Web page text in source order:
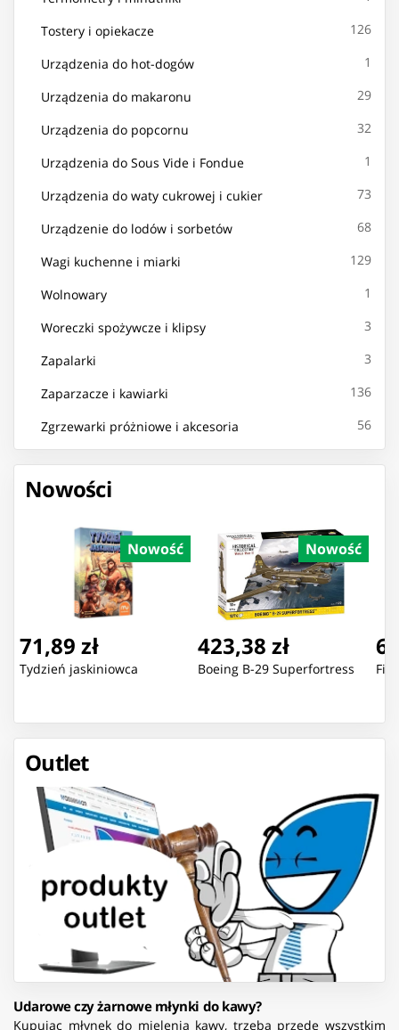
Tostery i opiekacze 126
Urządzenia do hot-dogów 1
Urządzenia do makaronu 29
Urządzenia do popcornu 32
Urządzenia do Sous Vide i Fondue 1
Urządzenia do waty cukrowej i cukier 73
Urządzenie do lodów i sorbetów 68
Wagi kuchenne i miarki 129
Wolnowary 1
Woreczki spożywcze i klipsy 3
Zapalarki 3
Zaparzacze i kawiarki 136
Zgrzewarki próżniowe i akcesoria 56
Nowości
Nowość
71,89 zł
Tydzień jaskiniowca
Nowość
423,38 zł
Boeing B-29 Superfortress
Outlet
Udarowe czy żarnowe młynki do kawy?
Kupując młynek do mielenia kawy, trzeba przede wszystkim